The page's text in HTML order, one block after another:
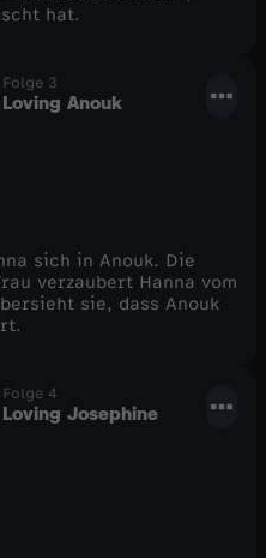
hat.
Folge 3
Loving Anouk
sich in Anouk. Die
verzaubert Hanna vom
sie, dass Anouk
Folge 4
Loving Josephine